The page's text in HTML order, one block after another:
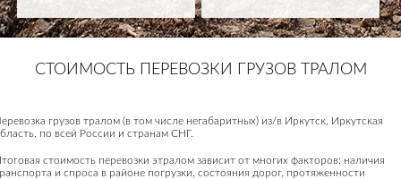
СТОИМОСТЬ ПЕРЕВОЗКИ ГРУЗОВ ТРАЛОМ
грузов тралом (в том числе негабаритных) из/в Иркутск, Иркутская
по всей России и странам СНГ.
стоимость перевозки этралом зависит от многих факторов: наличия
и спроса в районе погрузки, состояния дорог, протяженности